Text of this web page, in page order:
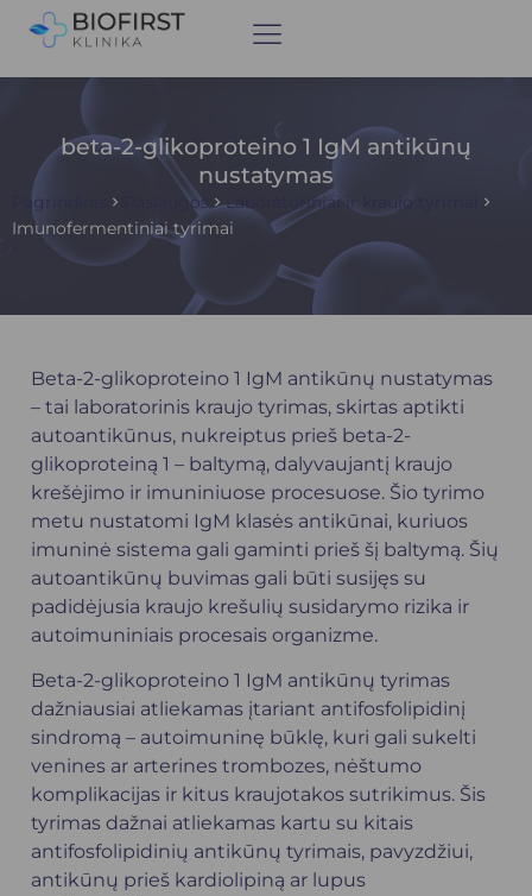
beta-2-glikoproteino 1 IgM antikūnų
nustatymas
Pagrindinis Paslaugos
Laboratoriniai ir kraujo tyrimai
Imunofermentiniai tyrimai
Beta-2-glikoproteino 1 IgM antikūnų nustatymas
– tai laboratorinis kraujo tyrimas, skirtas aptikti
autoantikūnus, nukreiptus prieš beta-2-
glikoproteiną 1 – baltymą, dalyvaujantį kraujo
krešėjimo ir imuniniuose procesuose. Šio tyrimo
metu nustatomi IgM klasės antikūnai, kuriuos
imuninė sistema gali gaminti prieš šį baltymą. Šių
autoantikūnų buvimas gali būti susijęs su
padidėjusia kraujo krešulių susidarymo rizika ir
autoimuniniais procesais organizme.
Beta-2-glikoproteino 1 IgM antikūnų tyrimas
dažniausiai atliekamas įtariant antifosfolipidinį
sindromą – autoimuninę būklę, kuri gali sukelti
venines ar arterines trombozes, nėštumo
komplikacijas ir kitus kraujotakos sutrikimus. Šis
tyrimas dažnai atliekamas kartu su kitais
antifosfolipidinių antikūnų tyrimais, pavyzdžiui,
antikūnų prieš kardiolipiną ar lupus